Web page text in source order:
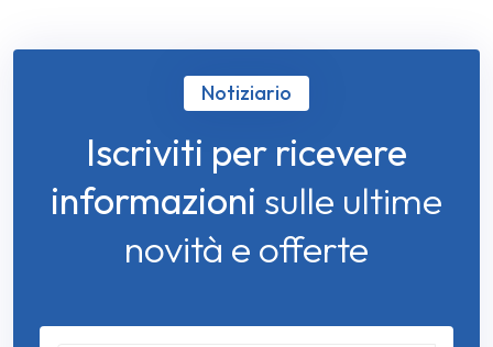
Notiziario
Iscriviti per ricevere
informazioni sulle ultime
novità e offerte